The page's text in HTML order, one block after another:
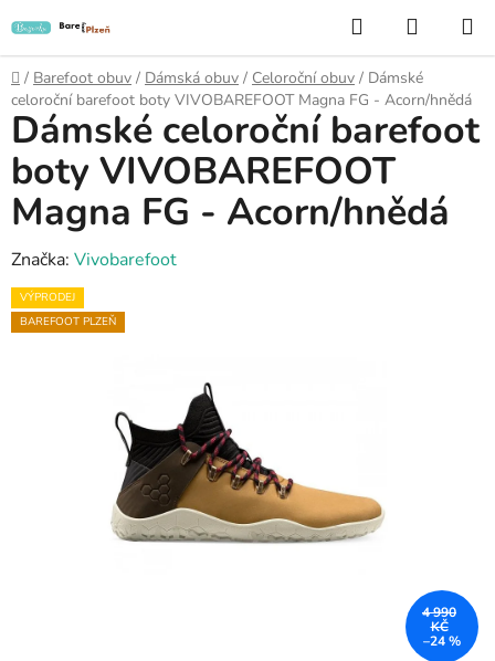
na
obsah
Hledat
KOŠÍK
Domů
/ Barefoot obuv / Dámská obuv / Celoroční obuv / Dámské
celoroční barefoot boty VIVOBAREFOOT Magna FG - Acorn/hnědá
Dámské celoroční barefoot
boty VIVOBAREFOOT
Magna FG - Acorn/hnědá
Značka: Vivobarefoot
VÝPRODEJ
BAREFOOT PLZEŇ
4 990
KČ
–24 %